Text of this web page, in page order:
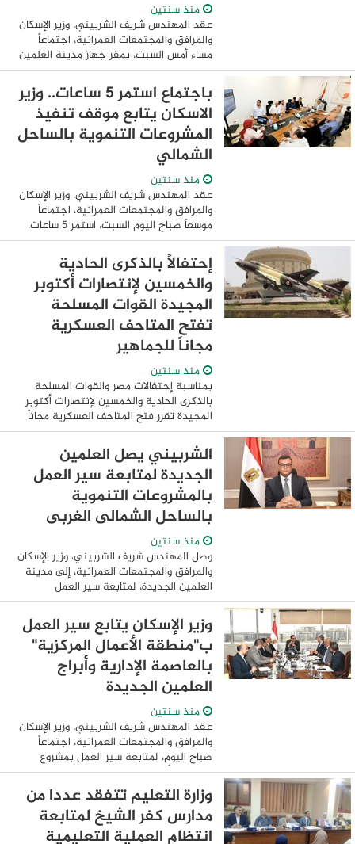
منذ سنتين
عقد المهندس شريف الشربيني، وزير الإسكان
والمرافق والمجتمعات العمرانية، اجتماعاً
مساء أمس السبت، بمقر جهاز مدينة العلمين
الجديدة، مع مسئولى شركة سيتي إيدج
للتطوير العقاري، لمتابعة معدلات تسليم ...
باجتماع استمر 5 ساعات.. وزير
الاسكان يتابع موقف تنفيذ
المشروعات التنموية بالساحل
الشمالي
منذ سنتين
عقد المهندس شريف الشربيني، وزير الإسكان
والمرافق والمجتمعات العمرانية، اجتماعاً
موسعاً صباح اليوم السبت، استمر 5 ساعات،
بمقر جهاز مدينة العلمين الجديدة،
لاستعراض موقف تنفيذ المشروعات التنموية
...
إحتفالاً بالذكرى الحادية
والخمسين لإنتصارات أكتوبر
المجيدة القوات المسلحة
تفتح المتاحف العسكرية
مجاناً للجماهير
منذ سنتين
بمناسبة إحتفالات مصر والقوات المسلحة
بالذكرى الحادية والخمسين لإنتصارات أكتوبر
المجيدة تقرر فتح المتاحف العسكرية مجاناً
لإستقبال الجماهير خلال يوم السادس من
أكتوبر ، متضمنة منطقة العرض المكشوف ...
الشربيني يصل العلمين
الجديدة لمتابعة سير العمل
بالمشروعات التنموية
بالساحل الشمالى الغربى
منذ سنتين
وصل المهندس شريف الشربيني، وزير الإسكان
والمرافق والمجتمعات العمرانية، إلى مدينة
العلمين الجديدة، لمتابعة سير العمل
بالمشروعات التنموية المختلفة بإقليم
الساحل الشمالى الغربى، ويرافقه مسئولو ...
وزير الإسكان يتابع سير العمل
ب"منطقة الأعمال المركزية"
بالعاصمة الإدارية وأبراج
العلمين الجديدة
منذ سنتين
عقد المهندس شريف الشربيني، وزير الإسكان
والمرافق والمجتمعات العمرانية، اجتماعاً
صباح اليوم، لمتابعة سير العمل بمشروع
"منطقة الأعمال المركزية" بالعاصمة الإدارية
الجديدة، ومشروعى "أبراج الداون ...
وزارة التعليم تتفقد عددا من
مدارس كفر الشيخ لمتابعة
انتظام العملية التعليمية